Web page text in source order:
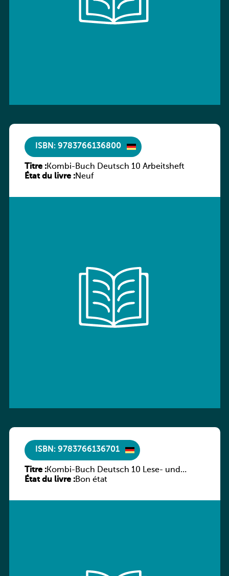
ISBN: 9783766136800
Titre :Kombi-Buch Deutsch 10 Arbeitsheft
État du livre :Neuf
ISBN: 9783766136701
Titre :Kombi-Buch Deutsch 10 Lese- und
Sprachbuch
État du livre :Bon état